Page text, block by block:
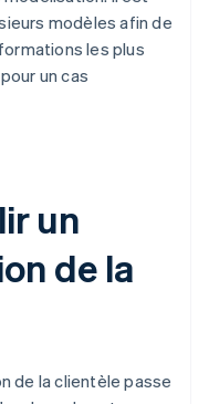
modèles afin de
les plus
un cas
un
de la
de la clientèle passe